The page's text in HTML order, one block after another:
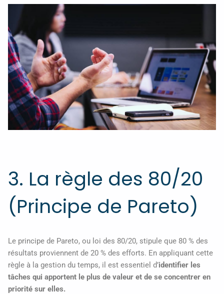
3. La règle des 80/20
(Principe de Pareto)
Le principe de Pareto, ou loi des 80/20, stipule que 80 % des
résultats proviennent de 20 % des efforts. En appliquant cette
règle à la gestion du temps, il est essentiel d’identifier les
tâches qui apportent le plus de valeur et de se concentrer en
priorité sur elles.